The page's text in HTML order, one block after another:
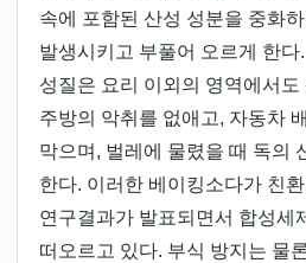
속에 포함된 산성 성분을 중화
발생시키고 부풀어 오르게 한다
성질은 요리 이외의 영역에서
주방의 악취를 없애고, 자동차
막으며, 벌레에 물렸을 때 독의
한다. 이러한 베이킹소다가 친
연구결과가 발표되면서 합성세
떠오르고 있다. 부식 방지는 물